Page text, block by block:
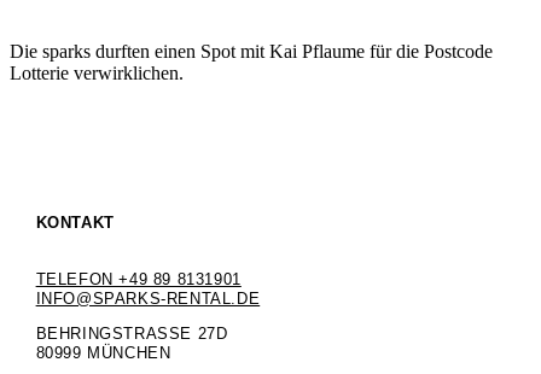
Die sparks durften einen Spot mit Kai Pflaume für die Postcode
Lotterie verwirklichen.
KONTAKT
TELEFON +49 89 8131901
INFO@SPARKS-RENTAL.DE
BEHRINGSTRASSE 27D
80999 MÜNCHEN